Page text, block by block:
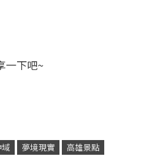
一下吧~
夢境現實 高雄景點